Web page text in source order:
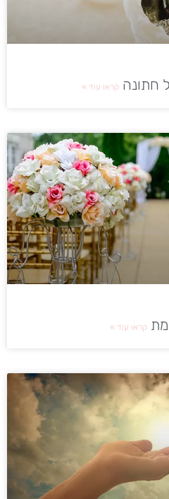
חתונה קראו עוד »
קראו עוד »